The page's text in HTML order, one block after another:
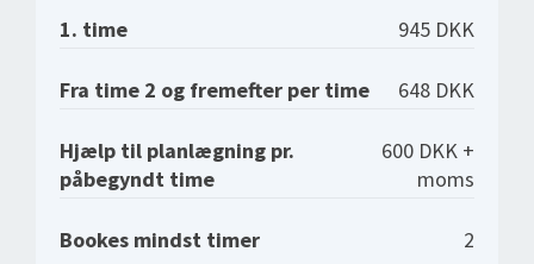
1. time 945 DKK
Fra time 2 og fremefter per time 648 DKK
Hjælp til planlægning pr.
påbegyndt time
600 DKK +
moms
Bookes mindst timer 2